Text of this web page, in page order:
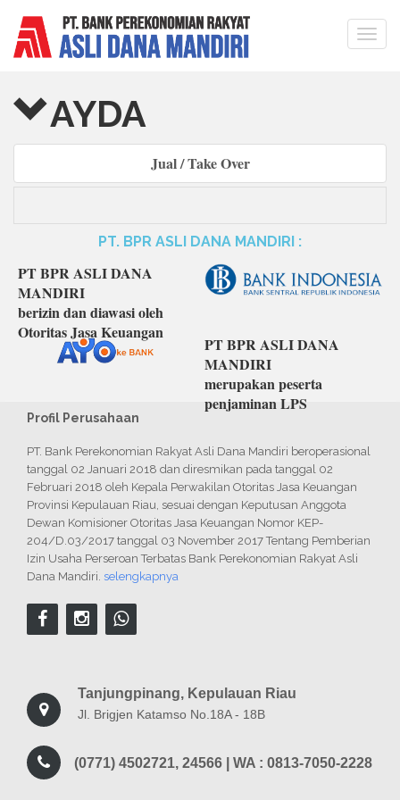
AYDA
Jual / Take Over
PT. BPR ASLI DANA MANDIRI :
PT BPR ASLI DANA
MANDIRI
berizin dan diawasi oleh
Otoritas Jasa Keuangan
PT BPR ASLI DANA
MANDIRI
merupakan peserta
penjaminan LPS
Profil Perusahaan
PT. Bank Perekonomian Rakyat Asli Dana Mandiri beroperasional
tanggal 02 Januari 2018 dan diresmikan pada tanggal 02
Februari 2018 oleh Kepala Perwakilan Otoritas Jasa Keuangan
Provinsi Kepulauan Riau, sesuai dengan Keputusan Anggota
Dewan Komisioner Otoritas Jasa Keuangan Nomor KEP-
204/D.03/2017 tanggal 03 November 2017 Tentang Pemberian
Izin Usaha Perseroan Terbatas Bank Perekonomian Rakyat Asli
Dana Mandiri. selengkapnya
Tanjungpinang, Kepulauan Riau
Jl. Brigjen Katamso No.18A - 18B
(0771) 4502721, 24566 | WA : 0813-7050-2228